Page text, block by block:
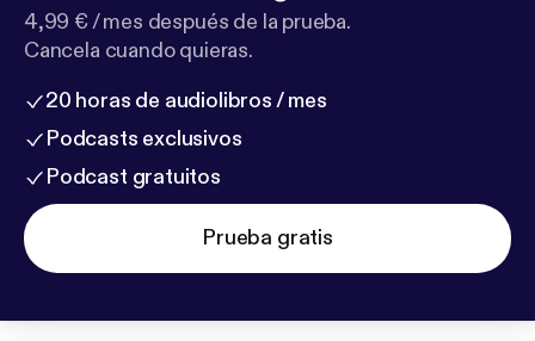
4,99 € / mes después de la prueba.
Cancela cuando quieras.
20 horas de audiolibros / mes
Podcasts exclusivos
Podcast gratuitos
Prueba gratis